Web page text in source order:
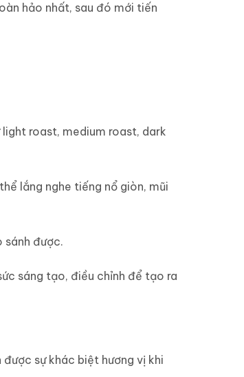
hảo nhất, sau đó mới tiến
roast, medium roast, dark
lắng nghe tiếng nổ giòn, mũi
sánh được.
sáng tạo, điều chỉnh để tạo ra
sự khác biệt hương vị khi